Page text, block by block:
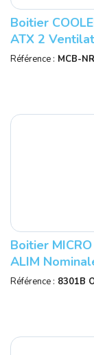
Boitier
ATX 2
:MCB-
Référence : MCB-
Boitier
ALIM
USB2 Audio -
Référence : 8301B